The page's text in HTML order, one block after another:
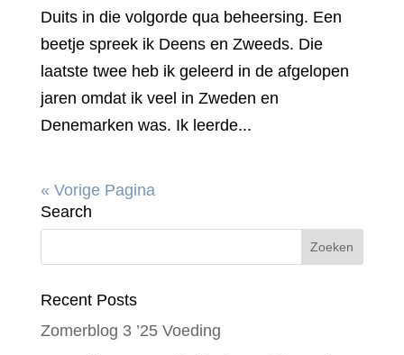
Duits in die volgorde qua beheersing. Een
beetje spreek ik Deens en Zweeds. Die
laatste twee heb ik geleerd in de afgelopen
jaren omdat ik veel in Zweden en
Denemarken was. Ik leerde...
« Vorige Pagina
Search
Recent Posts
Zomerblog 3 ’25 Voeding